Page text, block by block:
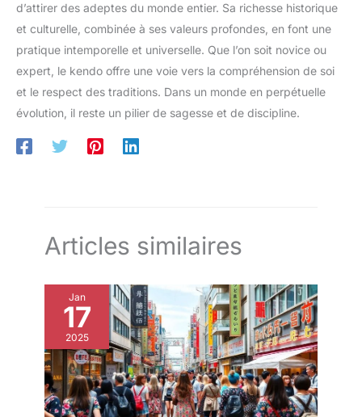
d’attirer des adeptes du monde entier. Sa richesse historique
et culturelle, combinée à ses valeurs profondes, en font une
pratique intemporelle et universelle. Que l’on soit novice ou
expert, le kendo offre une voie vers la compréhension de soi
et le respect des traditions. Dans un monde en perpétuelle
évolution, il reste un pilier de sagesse et de discipline.
Articles similaires
Jan
17
2025